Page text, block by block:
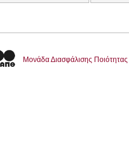
Μονάδα Διασφάλισης Ποιότητας